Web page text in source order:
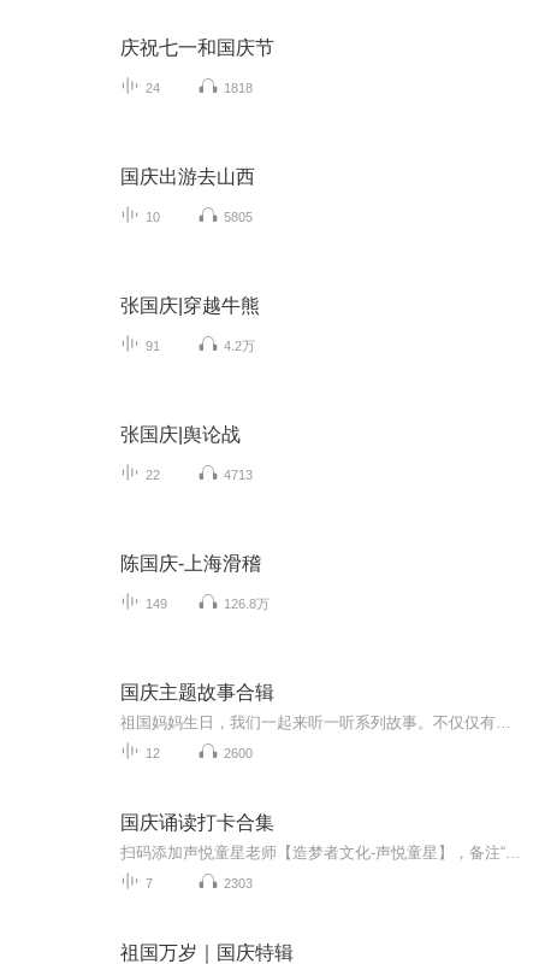
庆祝七一和国庆节
24 1818
国庆出游去山西
10 5805
张国庆|穿越牛熊
91 4.2万
张国庆|舆论战
22 4713
陈国庆-上海滑稽
149 126.8万
国庆主题故事合辑
12 2600
国庆诵读打卡合集
7 2303
祖国万岁｜国庆特辑